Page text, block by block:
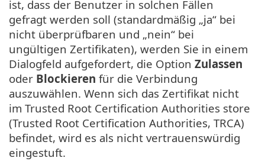
ist, dass der Benutzer in solchen Fällen
gefragt werden soll (standardmäßig „ja“ bei
nicht überprüfbaren und „nein“ bei
ungültigen Zertifikaten), werden Sie in einem
Dialogfeld aufgefordert, die Option Zulassen
oder Blockieren für die Verbindung
auszuwählen. Wenn sich das Zertifikat nicht
im Trusted Root Certification Authorities store
(Trusted Root Certification Authorities, TRCA)
befindet, wird es als nicht vertrauenswürdig
eingestuft.